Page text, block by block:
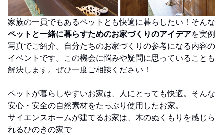
家族の一員でもあるペットとも快適に暮らしたい！そんな
ペットと一緒に暮らすためのお家づくりのアイデアを実例
写真でご紹介。自分たちのお家づくりの参考になる内容の
イベントです。この機会に悩みや疑問に思っていることも
解決します。ぜひ一度ご相談ください！
ペットが暮らしやすいお家は、人にとっても快適。そんな
安心・安全の自然素材をたっぷり使用したお家。
サイエンスホームが建てるお家は、木のぬくもりを感じら
れるひのきの家で